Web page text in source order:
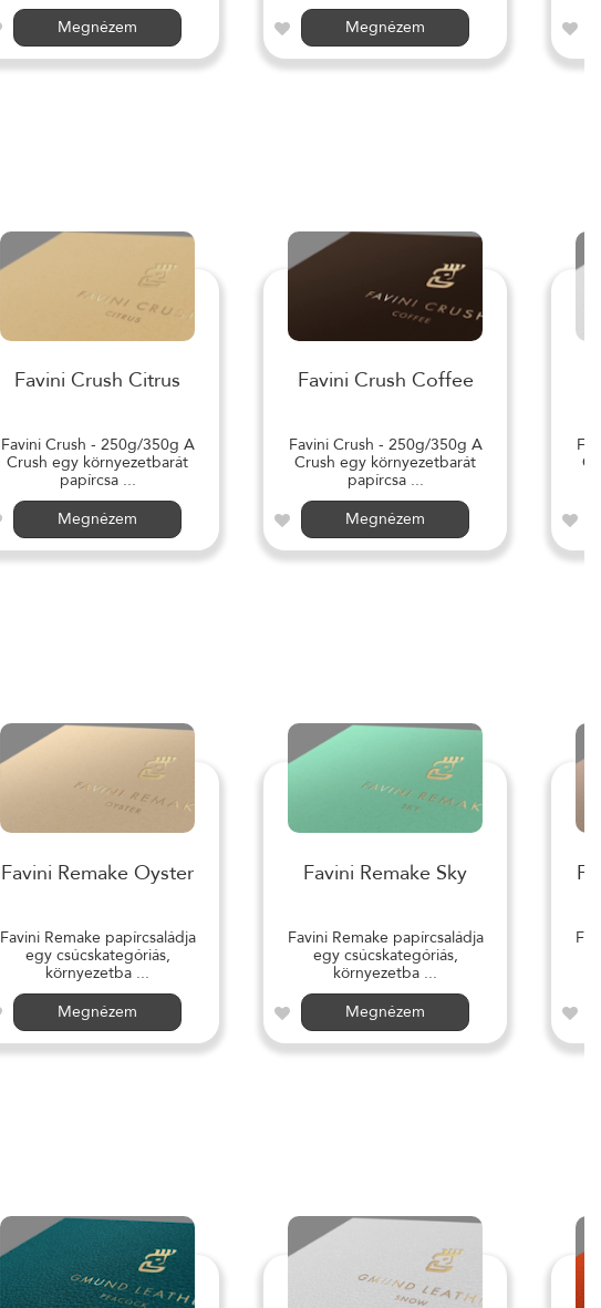
Megnézem Megnézem
Favini Crush Citrus
Favini Crush - 250g/350g A
Crush egy környezetbarát
papírcsa ...
Megnézem
Favini Crush Coffee
Favini Crush - 250g/350g A
Crush egy környezetbarát
papírcsa ...
Megnézem
Favini Remake Oyster
Favini Remake papírcsaládja
egy csúcskategóriás,
környezetba ...
Megnézem
Favini Remake Sky
Favini Remake papírcsaládja
egy csúcskategóriás,
környezetba ...
Megnézem